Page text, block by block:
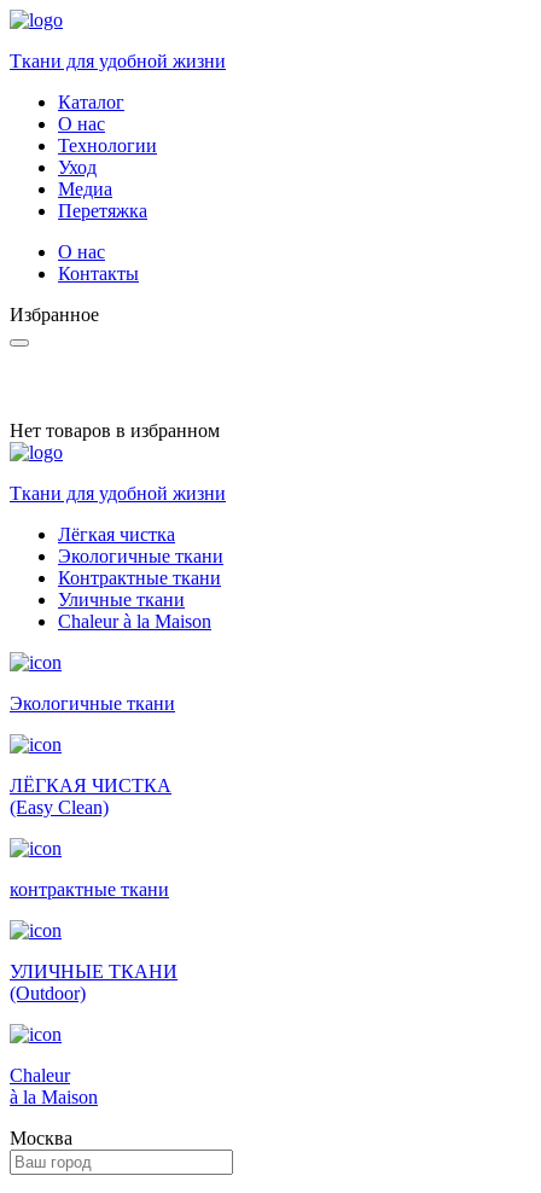
Ткани для удобной жизни
Каталог
О нас
Технологии
Уход
Медиа
Перетяжка
О нас
Контакты
Избранное
Нет товаров в избранном
Ткани для удобной жизни
Лёгкая чистка
Экологичные ткани
Контрактные ткани
Уличные ткани
Сhaleur à la Maison
Экологичные ткани
ЛЁГКАЯ ЧИСТКА
(Easy Clean)
контрактные ткани
УЛИЧНЫЕ ТКАНИ
(Outdoor)
Сhaleur
à la Maison
Москва